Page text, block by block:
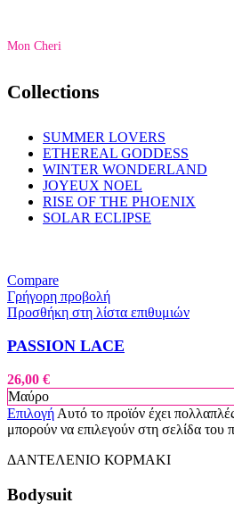
Mon Cheri
Collections
SUMMER LOVERS
ETHEREAL GODDESS
WINTER WONDERLAND
JOYEUX NOEL
RISE OF THE PHOENIX
SOLAR ECLIPSE
Compare
Γρήγορη προβολή
Προσθήκη στη λίστα επιθυμιών
PASSION LACE
26,00 €
Μαύρο
Επιλογή Αυτό το προϊόν έχει
μπορούν να επιλεγούν στη σελίδα του
ΔΑΝΤΕΛΕΝΙΟ ΚΟΡΜΑΚΙ
Bodysuit